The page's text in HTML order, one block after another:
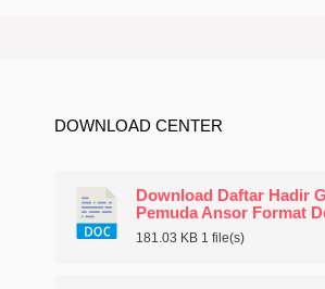
DOWNLOAD CENTER
Download Daftar Hadir
Pemuda Ansor Format
181.03 KB 1 file(s)